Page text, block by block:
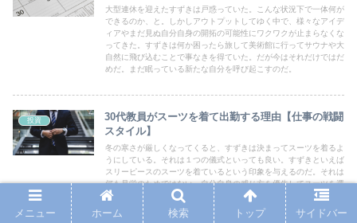
大型連休を迎えたすずきは戸惑っていた。こんな状況下で一体何が
できるのか、と。しかしアウトプットしてゆく中で、様々なアイデ
ィアやまだ見ぬ自分自身の開拓の可能性にワクワクが止まらなくな
ってきた。すずきは何か困ったら旅して美術館に行ってサウナや大
自然に飛び込むことで事なきを得ていた。だが今はそれだけではだ
めだ。まだ眠っている新たな自分を呼び起こすのだ。
投資
30代教員がスーツを着て出勤する理由【仕事の戦闘
スタイル】
冬の寒さが厳しくなってくると、すずきは決まってスーツを着るよ
うにしている。それは１つの儀式といっても良い。すずきといえば
スリーピースのスーツを着ているという印象を与えるのだ。それは
何も見栄のためではない。自分自身の感じ方を優先してスーツを選
んでいるのだ。そこに潜む様々なすずきなりのメリットをご紹介し
ていこう。
メニュー ホーム 検索 トップ サイドバー